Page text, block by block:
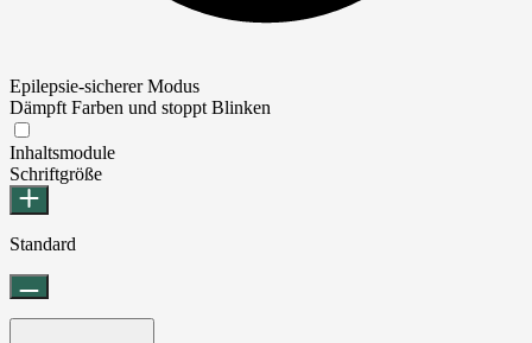
Epilepsie-sicherer Modus
Dämpft Farben und stoppt Blinken
Inhaltsmodule
Schriftgröße
Standard